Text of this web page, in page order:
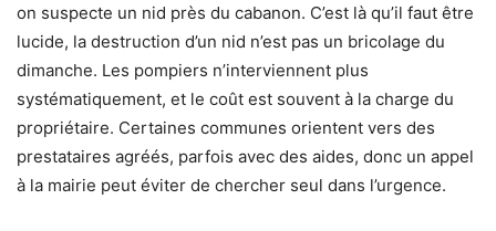
on suspecte un nid près du cabanon. C’est là qu’il faut être
lucide, la destruction d’un nid n’est pas un bricolage du
dimanche. Les pompiers n’interviennent plus
systématiquement, et le coût est souvent à la charge du
propriétaire. Certaines communes orientent vers des
prestataires agréés, parfois avec des aides, donc un appel
à la mairie peut éviter de chercher seul dans l’urgence.